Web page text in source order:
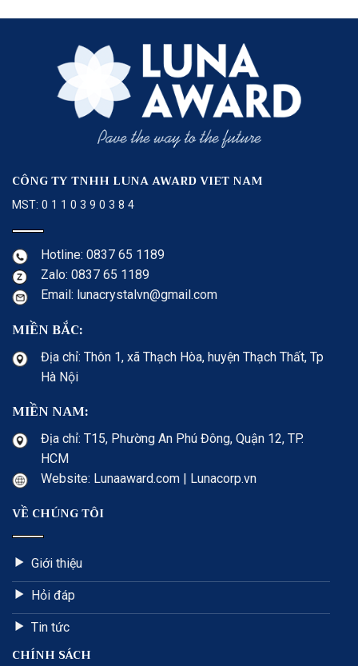
CÔNG TY TNHH LUNA AWARD VIET NAM
MST: 0 1 1 0 3 9 0 3 8 4
Hotline: 0837 65 1189
Zalo: 0837 65 1189
Email: lunacrystalvn@gmail.com
MIỀN BẮC:
Địa chỉ: Thôn 1, xã Thạch Hòa, huyện Thạch Thất, Tp
Hà Nội
MIỀN NAM:
Địa chỉ: T15, Phường An Phú Đông, Quận 12, TP.
HCM
Website: Lunaaward.com | Lunacorp.vn
VỀ CHÚNG TÔI
Giới thiệu
Hỏi đáp
Tin tức
CHÍNH SÁCH